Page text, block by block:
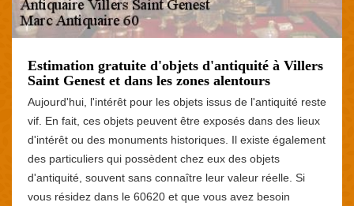
Estimation gratuite d'objets d'antiquité à Villers
Saint Genest et dans les zones alentours
Aujourd'hui, l'intérêt pour les objets issus de l'antiquité reste
vif. En fait, ces objets peuvent être exposés dans des lieux
d'intérêt ou des monuments historiques. Il existe également
des particuliers qui possèdent chez eux des objets
d'antiquité, souvent sans connaître leur valeur réelle. Si
vous résidez dans le 60620 et que vous avez besoin